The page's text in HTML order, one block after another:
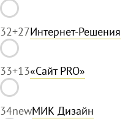
32+27Интернет-Решения
33+13«Сайт PRO»
34newМИК Дизайн